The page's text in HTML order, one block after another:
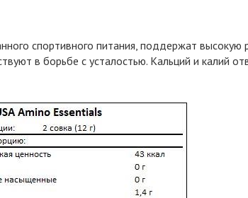
спортивного питания, поддержат высокую
в борьбе с усталостью. Кальций и калий